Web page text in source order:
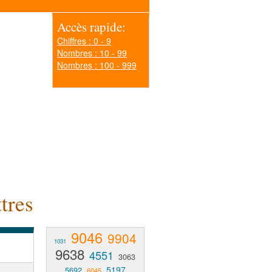
Accès rapide:
Chiffres : 0 - 9
Nombres : 10 - 99
Nombres : 100 - 999
1031 9046 9904
9638 4551
3063
5197